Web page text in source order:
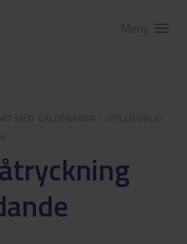
Meny menu
MED GÄLDENÄREN
OTILLBÖRLIG